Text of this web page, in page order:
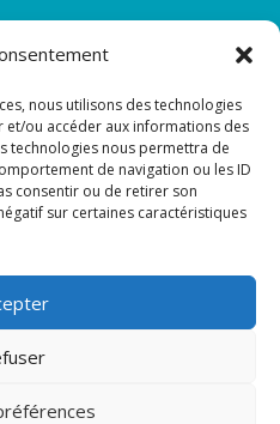
nous utilisons des technologies
ou accéder aux informations des
technologies nous permettra de
de navigation ou les ID
consentir ou de retirer son
sur certaines caractéristiques
: ASTI | Site internet